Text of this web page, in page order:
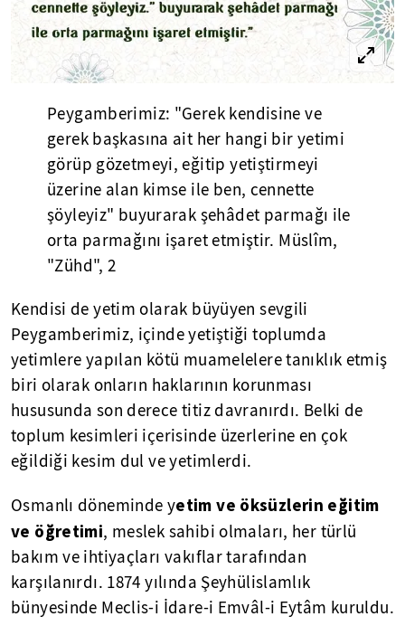
Peygamberimiz: "Gerek kendisine ve
gerek başkasına ait her hangi bir yetimi
görüp gözetmeyi, eğitip yetiştirmeyi
üzerine alan kimse ile ben, cennette
şöyleyiz" buyurarak şehâdet parmağı ile
orta parmağını işaret etmiştir. Müslîm,
"Zühd", 2
Kendisi de yetim olarak büyüyen sevgili
Peygamberimiz, içinde yetiştiği toplumda
yetimlere yapılan kötü muamelelere tanıklık etmiş
biri olarak onların haklarının korunması
hususunda son derece titiz davranırdı. Belki de
toplum kesimleri içerisinde üzerlerine en çok
eğildiği kesim dul ve yetimlerdi.
Osmanlı döneminde yetim ve öksüzlerin eğitim
ve öğretimi, meslek sahibi olmaları, her türlü
bakım ve ihtiyaçları vakıflar tarafından
karşılanırdı. 1874 yılında Şeyhülislamlık
bünyesinde Meclis-i İdare-i Emvâl-i Eytâm kuruldu.